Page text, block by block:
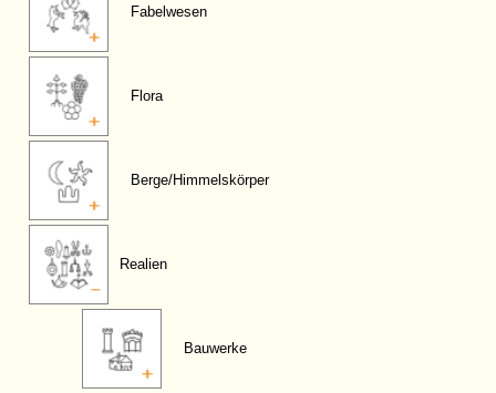
Fabelwesen
Flora
Berge/Himmelskörper
Realien
Bauwerke